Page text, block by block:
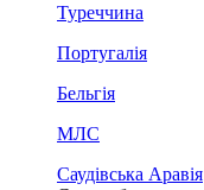
Туреччина
Португалія
Бельгія
МЛС
Саудівська Аравія